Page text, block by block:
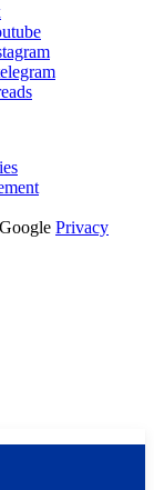
Privacy